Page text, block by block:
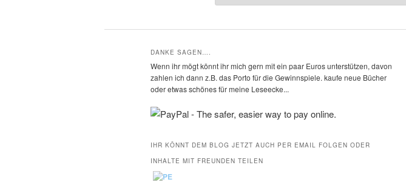
DANKE SAGEN….
Wenn ihr mögt könnt ihr mich gern mit ein paar Euros unterstützen, davon
zahlen ich dann z.B. das Porto für die Gewinnspiele. kaufe neue Bücher
oder etwas schönes für meine Leseecke...
IHR KÖNNT DEM BLOG JETZT AUCH PER EMAIL FOLGEN ODER
INHALTE MIT FREUNDEN TEILEN